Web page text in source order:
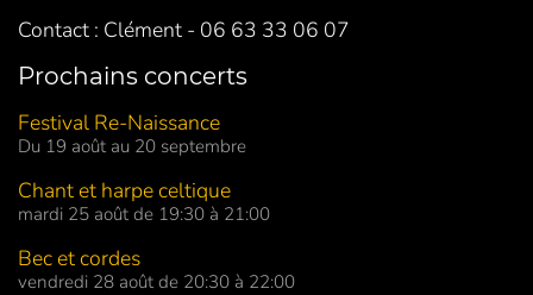
Contact : Clément - 06 63 33 06 07
Prochains concerts
Festival Re-Naissance
Du 19 août au 20 septembre
Chant et harpe celtique
mardi 25 août de 19:30 à 21:00
Bec et cordes
vendredi 28 août de 20:30 à 22:00